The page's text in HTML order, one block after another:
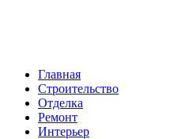
Главная
Строительство
Отделка
Ремонт
Интерьер